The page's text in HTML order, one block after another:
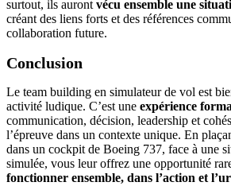
surtout, ils auront vécu ensemble une
créant des liens forts et des références
collaboration future.
Conclusion
Le team building en simulateur de vol est
activité ludique. C’est une expérience
communication, décision, leadership et
l’épreuve dans un contexte unique. En
dans un cockpit de Boeing 737, face à une
simulée, vous leur offrez une opportunité
fonctionner ensemble, dans l’action et